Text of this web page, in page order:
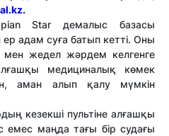
Star демалыс базасы
адам суға батып кетті. Оны
мен жедел жәрдем келгенге
медициналық көмек
аман алып қалу мүмкін
кезекші пультіне алғашқы
емес маңда тағы бір судағы